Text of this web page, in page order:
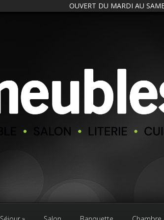
OUVERT DU MARDI AU